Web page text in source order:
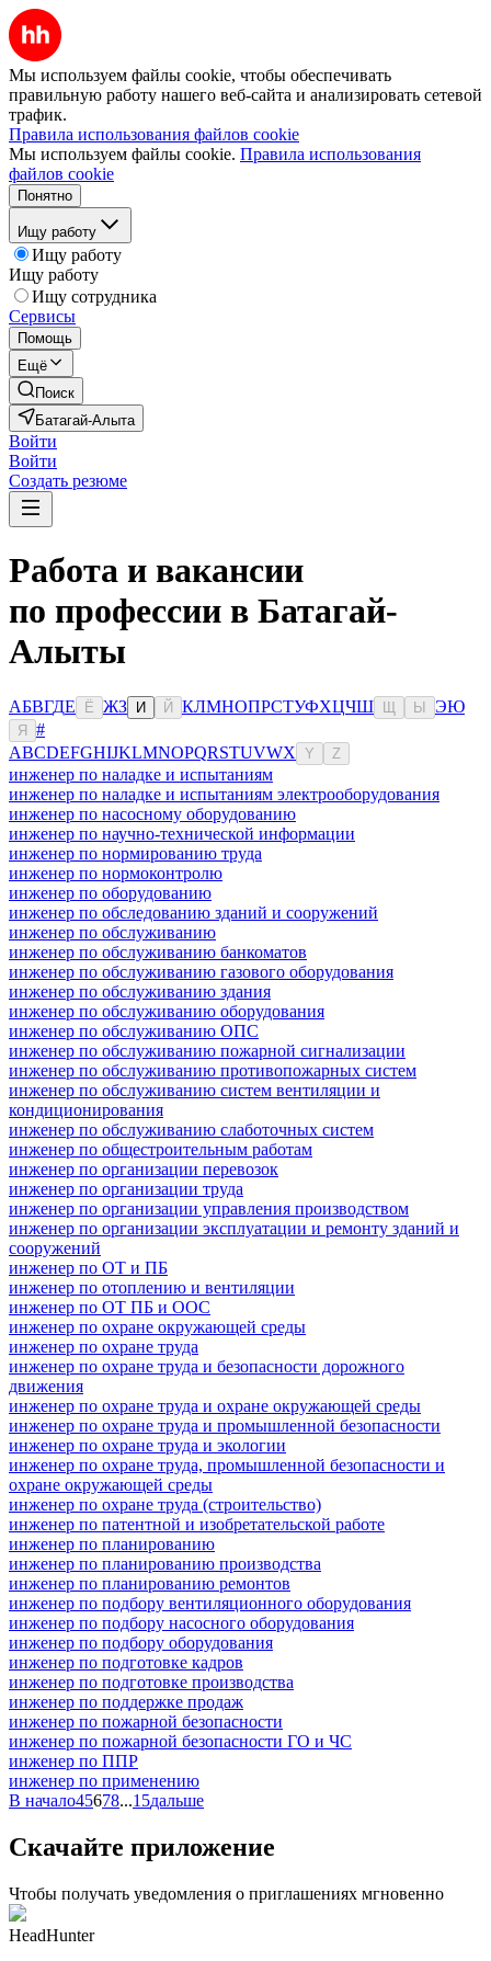
Мы используем файлы cookie, чтобы обеспечивать
правильную работу нашего веб-сайта и анализировать сетевой
трафик.
Правила использования файлов cookie
Мы используем файлы cookie. Правила использования
файлов cookie
Понятно
Ищу работу
Ищу работу
Ищу работу
Ищу сотрудника
Сервисы
Помощь
Ещё
Поиск
Батагай-Алыта
Войти
Войти
Создать резюме
Работа и вакансии
по профессии в Батагай-
Алыты
АБВГДЕ Ё ЖЗ И Й КЛМНОПРСТУФХЦЧШ Ы ЭЮ
Я
#
ABCDEFGHIJKLMNOPQRSTUVWX Y Z
инженер по наладке и испытаниям
инженер по наладке и испытаниям электрооборудования
инженер по насосному оборудованию
инженер по научно-технической информации
инженер по нормированию труда
инженер по нормоконтролю
инженер по оборудованию
инженер по обследованию зданий и сооружений
инженер по обслуживанию
инженер по обслуживанию банкоматов
инженер по обслуживанию газового оборудования
инженер по обслуживанию здания
инженер по обслуживанию оборудования
инженер по обслуживанию ОПС
инженер по обслуживанию пожарной сигнализации
инженер по обслуживанию противопожарных систем
инженер по обслуживанию систем вентиляции и
кондиционирования
инженер по обслуживанию слаботочных систем
инженер по общестроительным работам
инженер по организации перевозок
инженер по организации труда
инженер по организации управления производством
инженер по организации эксплуатации и ремонту зданий и
сооружений
инженер по ОТ и ПБ
инженер по отоплению и вентиляции
инженер по ОТ ПБ и ООС
инженер по охране окружающей среды
инженер по охране труда
инженер по охране труда и безопасности дорожного
движения
инженер по охране труда и охране окружающей среды
инженер по охране труда и промышленной безопасности
инженер по охране труда и экологии
инженер по охране труда, промышленной безопасности и
охране окружающей среды
инженер по охране труда (строительство)
инженер по патентной и изобретательской работе
инженер по планированию
инженер по планированию производства
инженер по планированию ремонтов
инженер по подбору вентиляционного оборудования
инженер по подбору насосного оборудования
инженер по подбору оборудования
инженер по подготовке кадров
инженер по подготовке производства
инженер по поддержке продаж
инженер по пожарной безопасности
инженер по пожарной безопасности ГО и ЧС
инженер по ППР
инженер по применению
В начало45678...15дальше
Скачайте приложение
Чтобы получать уведомления о приглашениях мгновенно
HeadHunter